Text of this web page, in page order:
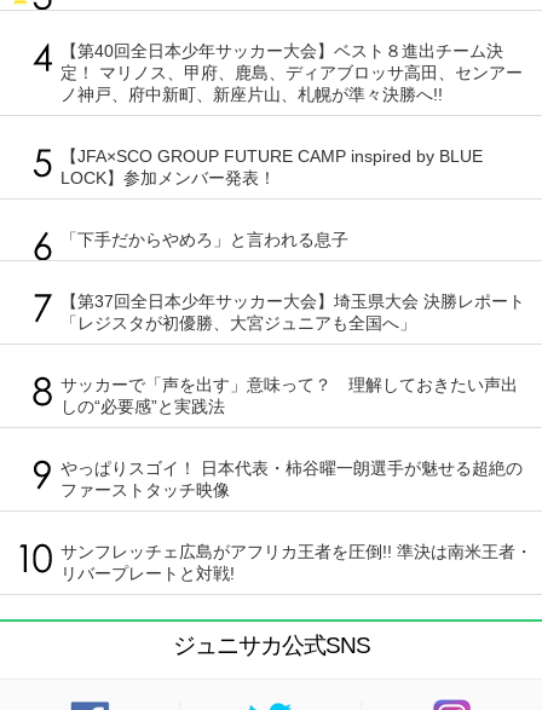
【第40回全日本少年サッカー大会】ベスト８進出チーム決
定！ マリノス、甲府、鹿島、ディアブロッサ高田、センアー
ノ神戸、府中新町、新座片山、札幌が準々決勝へ!!
【JFA×SCO GROUP FUTURE CAMP inspired by BLUE
LOCK】参加メンバー発表！
「下手だからやめろ」と言われる息子
【第37回全日本少年サッカー大会】埼玉県大会 決勝レポート
「レジスタが初優勝、大宮ジュニアも全国へ」
サッカーで「声を出す」意味って？ 理解しておきたい声出
しの“必要感”と実践法
やっぱりスゴイ！ 日本代表・柿谷曜一朗選手が魅せる超絶の
ファーストタッチ映像
サンフレッチェ広島がアフリカ王者を圧倒!! 準決は南米王者・
リバープレートと対戦!
ジュニサカ公式SNS